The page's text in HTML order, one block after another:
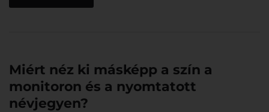
Miért néz ki másképp a szín a
monitoron és a nyomtatott
névjegyen?